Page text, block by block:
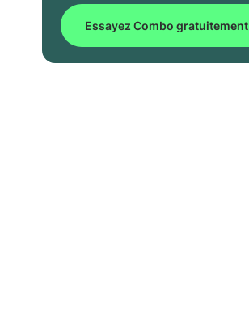
Essayez Combo gratuitement